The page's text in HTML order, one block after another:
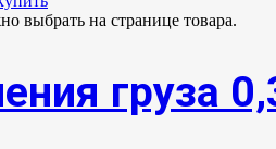
выбрать на странице товара.
груза